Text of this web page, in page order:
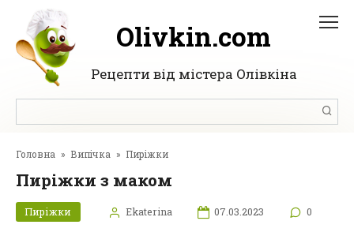
Перейти
вмісту
Olivkin.com
Рецепти від містера Олівкіна
Головна » Випічка » Пиріжки
Пиріжки з маком
Пиріжки Ekaterina 07.03.2023 0